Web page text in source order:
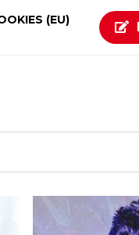
(EU)